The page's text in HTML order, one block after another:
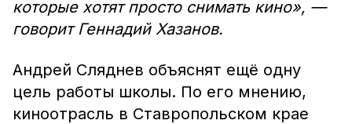
которые хотят просто снимать кино», —
говорит Геннадий Хазанов.
Андрей Сляднев объяснят ещё одну
цель работы школы. По его мнению,
киноотрасль в Ставропольском крае